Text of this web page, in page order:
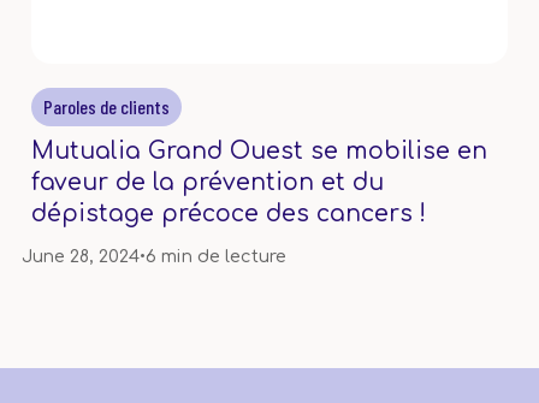
Paroles de clients
Mutualia Grand Ouest se mobilise en
faveur de la prévention et du
dépistage précoce des cancers !
June 28, 2024•6 min de lecture